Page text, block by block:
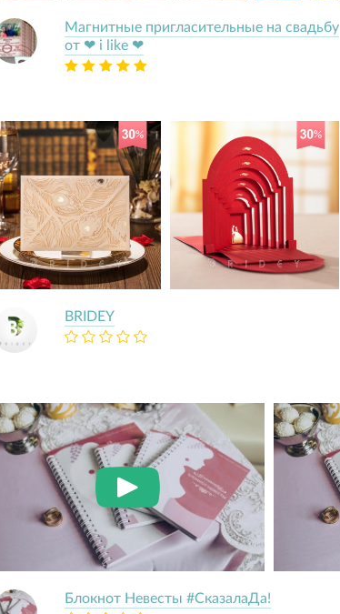
Магнитные пригласительные на свадьбу
от ❤ i like ❤
BRIDEY
Блокнот Невесты #СказалаДа!